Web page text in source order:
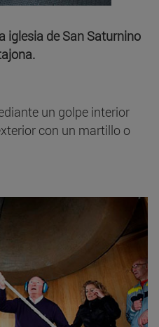
iglesia de San Saturnino
un golpe interior
con un martillo o